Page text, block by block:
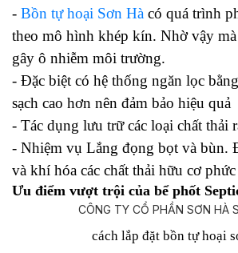
- Bồn tự hoại Sơn Hà có quá trình
theo mô hình khép kín. Nhờ vậy
gây ô nhiễm môi trường.
- Đặc biệt có hệ thống ngăn lọc
sạch cao hơn nên đảm bảo hiệu quả
- Tác dụng lưu trữ các loại chất thải
- Nhiệm vụ Lắng đọng bọt và bùn.
và khí hóa các chất thải hữu cơ phức
Ưu điểm vượt trội của bể phốt
cách lắp đặt bồn tự hoại